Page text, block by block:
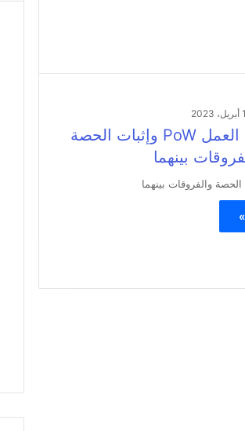
تعريف اثبات العمل PoW وإثبات الحصة
الحصة والفروقات بينهما